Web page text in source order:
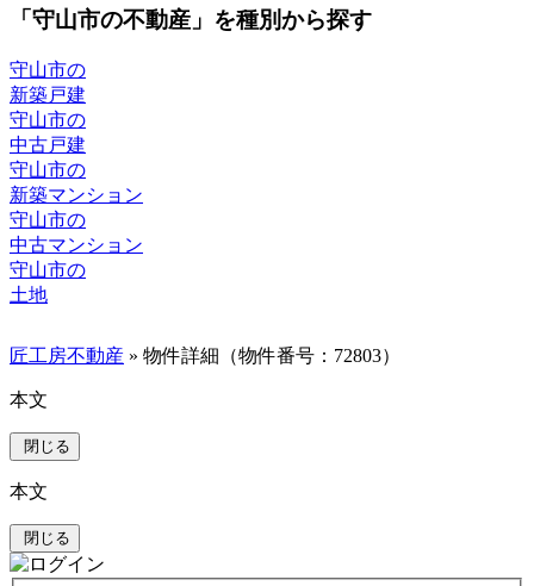
「守山市の不動産」を種別から探す
守山市の
新築戸建
守山市の
中古戸建
守山市の
新築マンション
守山市の
中古マンション
守山市の
土地
匠工房不動産 » 物件詳細（物件番号：72803）
本文
閉じる
本文
閉じる